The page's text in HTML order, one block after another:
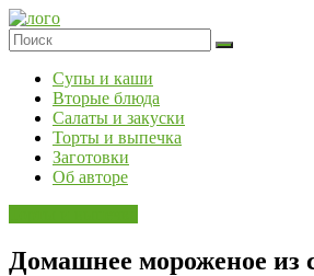
Skip
to
content
Супы и каши
Вторые блюда
Салаты и закуски
Торты и выпечка
Заготовки
Об авторе
Домашнее мороженое из